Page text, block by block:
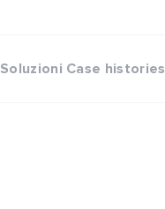
Soluzioni Case histories